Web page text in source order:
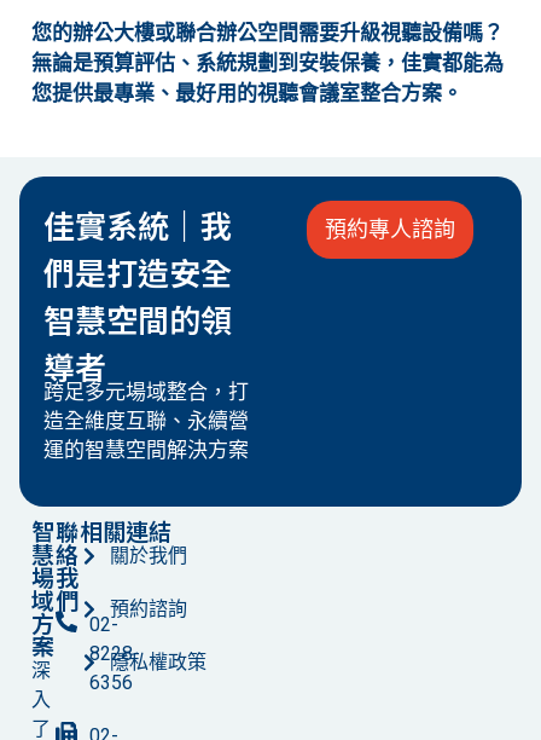
您的辦公大樓或聯合辦公空間需要升級視聽設備嗎？
無論是預算評估、系統規劃到安裝保養，佳實都能為
您提供最專業、最好用的視聽會議室整合方案。
佳實系統｜我
們是打造安全
智慧空間的領
導者
跨足多元場域整合，打
造全維度互聯、永續營
運的智慧空間解決方案
預約專人諮詢
智
慧
場
域
方
案
深
入
了
聯
絡
我
們
02-
8228-
6356
02-
相關連結
關於我們
預約諮詢
隱私權政策